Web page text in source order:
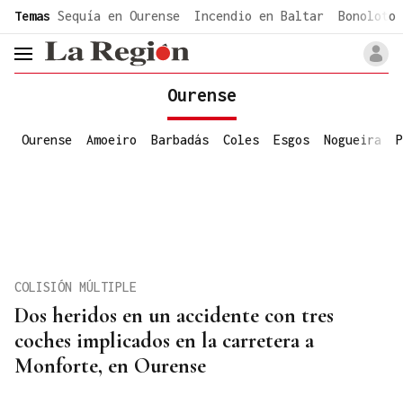
common.go-to-content
Temas Sequía en Ourense Incendio en Baltar Bonoloto
header.menu.open
Ourense
Ourense Amoeiro Barbadás Coles Esgos Nogueira
Dos heridos en un accidente con tres
coches implicados en la carretera a
Monforte, en Ourense
COLISIÓN MÚLTIPLE